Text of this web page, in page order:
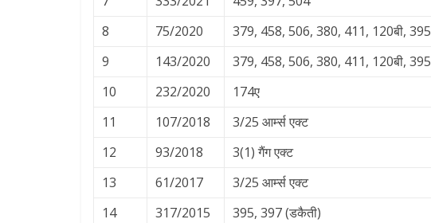
8
75/2020 379, 458, 506, 380, 411, 120बी, 395
9
143/2020 379, 458, 506, 380, 411, 120बी, 395
10
232/2020 174ए
11
107/2018 3/25 आर्म्स एक्ट
12
93/2018 3(1) गैंग एक्ट
13
61/2017 3/25 आर्म्स एक्ट
14
317/2015 395, 397 (डकैती)